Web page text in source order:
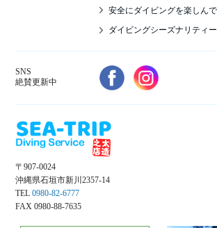
安全にダイビングを楽しん
ダイビングシーズナリティー
SNS
絶賛更新中
〒907-0024
沖縄県石垣市新川2357-14
TEL 0980-82-6777
FAX 0980-88-7635